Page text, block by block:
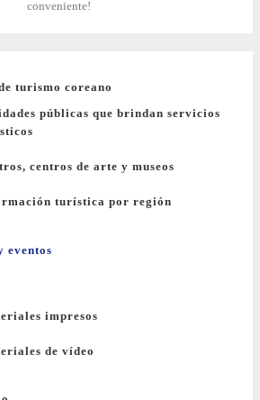
conveniente!
turismo coreano
públicas que brindan servicios
centros de arte y museos
turística por región
eventos
impresos
de vídeo